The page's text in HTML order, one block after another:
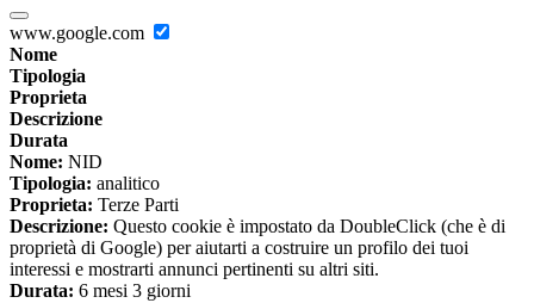
www.google.com
Nome
Tipologia
Proprieta
Descrizione
Durata
Nome: NID
Tipologia: analitico
Proprieta: Terze Parti
Descrizione: Questo cookie è impostato da DoubleClick (che è di
proprietà di Google) per aiutarti a costruire un profilo dei tuoi
interessi e mostrarti annunci pertinenti su altri siti.
Durata: 6 mesi 3 giorni